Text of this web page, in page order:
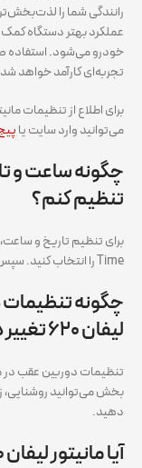
رانندگی شما را
عملکرد بهتر دستگاه کمک
خودرو می‌شود. استفاده
تجربه‌ای کارآمد خواهد
می‌توانید وارد سایت یا
تنظیم کنم؟
Time را انتخاب کنید. سپس می‌توانید تاریخ و ساعت دقیق را وارد کنید.
چگونه تنظیمات
لیفان ۶۲۰ تغییر دهم؟
تنظیمات دوربین عقب در
بخش می‌توانید روشنایی،
دهید.